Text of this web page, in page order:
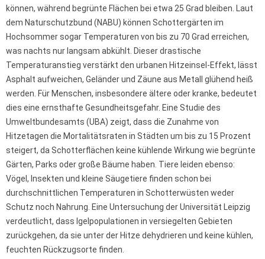
können, während begrünte Flächen bei etwa 25 Grad bleiben. Laut
dem Naturschutzbund (NABU) können Schottergärten im
Hochsommer sogar Temperaturen von bis zu 70 Grad erreichen,
was nachts nur langsam abkühlt. Dieser drastische
Temperaturanstieg verstärkt den urbanen Hitzeinsel-Effekt, lässt
Asphalt aufweichen, Geländer und Zäune aus Metall glühend heiß
werden. Für Menschen, insbesondere ältere oder kranke, bedeutet
dies eine ernsthafte Gesundheitsgefahr. Eine Studie des
Umweltbundesamts (UBA) zeigt, dass die Zunahme von
Hitzetagen die Mortalitätsraten in Städten um bis zu 15 Prozent
steigert, da Schotterflächen keine kühlende Wirkung wie begrünte
Gärten, Parks oder große Bäume haben. Tiere leiden ebenso:
Vögel, Insekten und kleine Säugetiere finden schon bei
durchschnittlichen Temperaturen in Schotterwüsten weder
Schutz noch Nahrung. Eine Untersuchung der Universität Leipzig
verdeutlicht, dass Igelpopulationen in versiegelten Gebieten
zurückgehen, da sie unter der Hitze dehydrieren und keine kühlen,
feuchten Rückzugsorte finden.